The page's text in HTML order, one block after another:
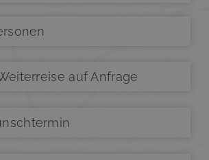
auf Anfrage